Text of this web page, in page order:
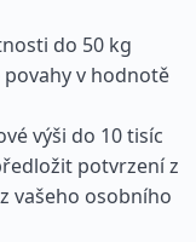
do 50 kg
v hodnotě
výši do 10 tisíc
potvrzení z
vašeho osobního